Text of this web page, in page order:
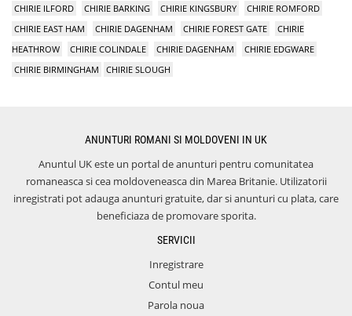
CHIRIE ILFORD
CHIRIE BARKING CHIRIE KINGSBURY
CHIRIE ROMFORD
CHIRIE EAST HAM
CHIRIE DAGENHAM CHIRIE FOREST GATE
CHIRIE
HEATHROW
CHIRIE COLINDALE CHIRIE DAGENHAM
CHIRIE EDGWARE
CHIRIE BIRMINGHAM
CHIRIE SLOUGH
ANUNTURI ROMANI SI MOLDOVENI IN UK
Anuntul UK este un portal de anunturi pentru comunitatea
romaneasca si cea moldoveneasca din Marea Britanie. Utilizatorii
inregistrati pot adauga anunturi gratuite, dar si anunturi cu plata, care
beneficiaza de promovare sporita.
SERVICII
Inregistrare
Contul meu
Parola noua